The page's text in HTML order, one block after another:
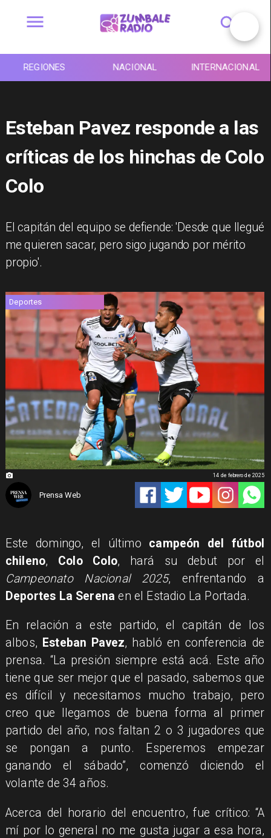
REGIONES NACIONAL INTERNACIONAL
Esteban Pavez responde a las
críticas de los hinchas de Colo
Colo
El capitán del equipo se defiende: 'Desde que llegué
me quieren sacar, pero sigo jugando por mérito
propio'.
Deportes
Prensa Web
14 de febrero de 2025
Este domingo, el último campeón del fútbol
chileno, Colo Colo, hará su debut por el
Campeonato Nacional 2025, enfrentando a
Deportes La Serena en el Estadio La Portada.
En relación a este partido, el capitán de los
albos, Esteban Pavez, habló en conferencia de
prensa. “La presión siempre está acá. Este año
tiene que ser mejor que el pasado, sabemos que
es difícil y necesitamos mucho trabajo, pero
creo que llegamos de buena forma al primer
partido del año, nos faltan 2 o 3 jugadores que
se pongan a punto. Esperemos empezar
ganando el sábado”, comenzó diciendo el
volante de 34 años.
Acerca del horario del encuentro, fue crítico: “A
mí por lo general no me gusta jugar a esa hora,